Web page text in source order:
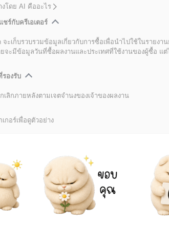
งโดย AI คืออะไร
ร์กับครีเอเตอร์
จะเก็บรวบรวมข้อมูลเกี่ยวกับการซื้อเพื่อนำไปใช้ในรายงา
ยจะมีข้อมูลวันที่ซื้อผลงานและประเทศที่ใช้งานของผู้ซื้อ
รองรับ
เลิกภายหลังตามเจตจำนงของเจ้าของผลงาน
กอร์เพื่อดูตัวอย่าง